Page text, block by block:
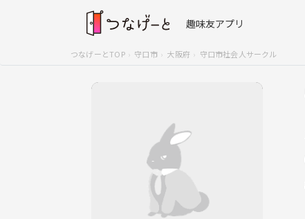
趣味友アプリ
つなげーとTOP 守口市 大阪府 守口市社会人サークル